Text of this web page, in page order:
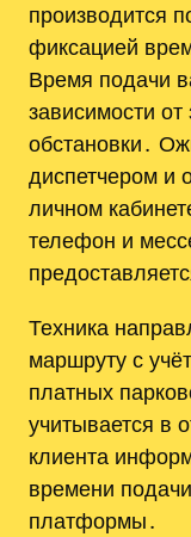
производится
фиксацией
Время подачи
зависимости
обстановки․
диспетчером и
личном
телефон и
Техника
маршруту с
платных
учитывается в
клиента
времени
платформы․